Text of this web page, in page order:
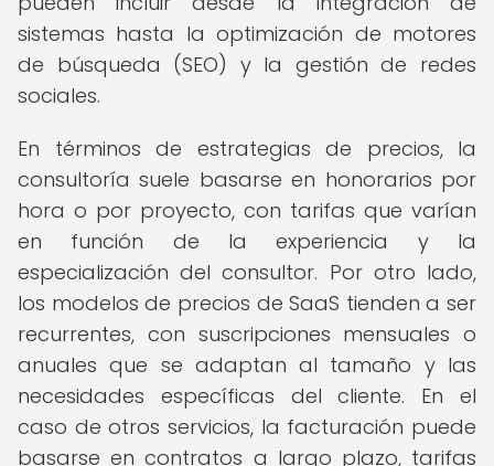
sistemas hasta la optimización de motores
de búsqueda (SEO) y la gestión de redes
sociales.
En términos de estrategias de precios, la
consultoría suele basarse en honorarios por
hora o por proyecto, con tarifas que varían
en función de la experiencia y la
especialización del consultor. Por otro lado,
los modelos de precios de SaaS tienden a ser
recurrentes, con suscripciones mensuales o
anuales que se adaptan al tamaño y las
necesidades específicas del cliente. En el
caso de otros servicios, la facturación puede
basarse en contratos a largo plazo, tarifas